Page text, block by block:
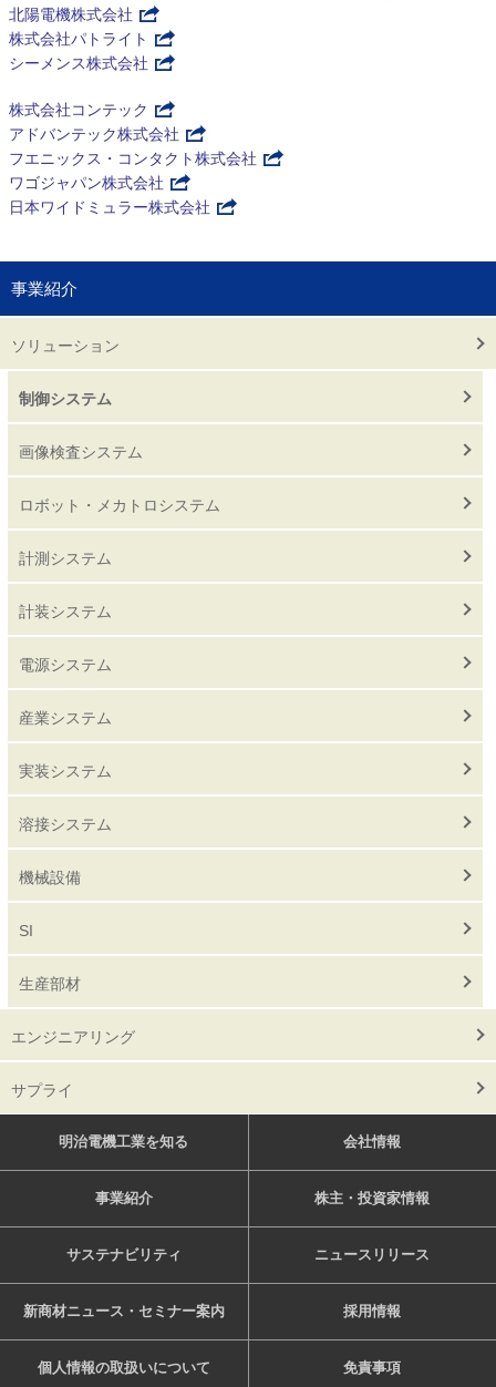
事業紹介
ソリューション
制御システム
画像検査システム
ロボット・メカトロシステム
計測システム
計装システム
電源システム
産業システム
実装システム
溶接システム
機械設備
SI
生産部材
エンジニアリング
サプライ
北陽電機株式会社
株式会社パトライト
シーメンス株式会社
株式会社コンテック
アドバンテック株式会社
フエニックス・コンタクト株式会社
ワゴジャパン株式会社
日本ワイドミュラー株式会社
明治電機工業を知る 会社情報
事業紹介 株主・投資家情報
サステナビリティ ニュースリリース
新商材ニュース・セミナー案内 採用情報
個人情報の取扱いについて 免責事項